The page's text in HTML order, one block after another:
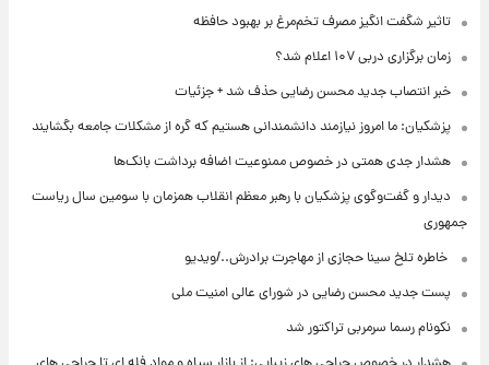
تاثیر شگفت انگیز مصرف تخم‌مرغ بر بهبود حافظه
زمان برگزاری دربی ۱۰۷ اعلام شد؟
خبر انتصاب جدید محسن رضایی حذف شد + جزئیات
پزشکیان: ما امروز نیازمند دانشمندانی هستیم که گره از مشکلات جامعه بگشایند
هشدار جدی همتی در خصوص ممنوعیت اضافه ‌برداشت بانک‌ها
دیدار و گفت‌وگوی پزشکیان با رهبر معظم انقلاب همزمان با سومین سال ریاست
جمهوری
⁨ خاطره تلخ سینا حجازی از مهاجرت برادرش../ویدیو
پست جدید محسن رضایی در شورای عالی امنیت ملی
نکونام رسما سرمربی تراکتور شد